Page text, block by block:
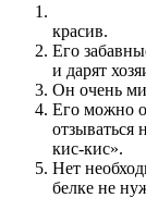
красив.
Его
и дарят
Он очень
Его можно
отзываться
кис-кис».
Нет
белке не